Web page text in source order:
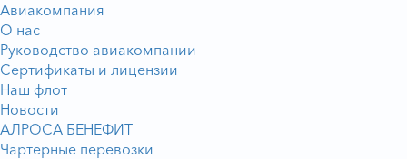
Авиакомпания
О нас
Руководство авиакомпании
Сертификаты и лицензии
Наш флот
Новости
АЛРОСА БЕНЕФИТ
Чартерные перевозки